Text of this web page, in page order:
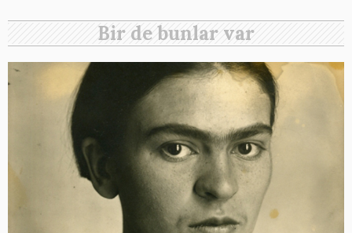
Bir de bunlar var